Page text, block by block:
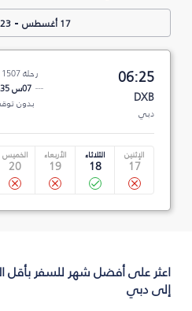
17 أغسطس -23 أغسطس
06:25
DXB
دبي
رحلة FZ 1507
07س 35د
بدون
الإثنين
17
الثلاثاء
18
الأربعاء
19
الخميس
20
اعثر على أفضل شهر للسفر بأقل
إلى دبي